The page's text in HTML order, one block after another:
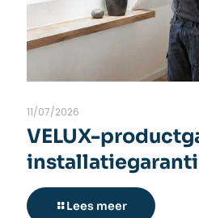
11/07/2026
VELUX-
Lees meer